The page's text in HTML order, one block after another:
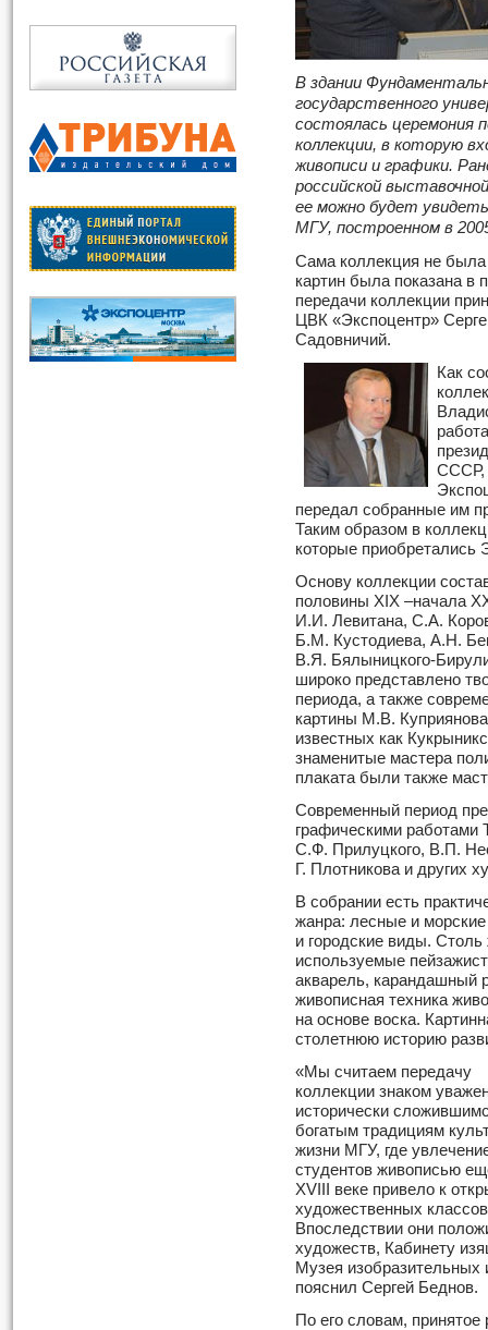
В здании
государственного
состоялась церемония
коллекции, в которую
живописи и графики.
российской
ее можно будет
МГУ, построенном в
Сама коллекция не была
картин была показана в
передачи коллекции
ЦВК «Экспоцентр»
Садовничий.
Как
СССР,
передал собранные им
Таким образом в
которые приобретались
Основу коллекции
половины XIX –начала
И.И. Левитана, С.А.
Б.М. Кустодиева, А.Н.
В.Я. Бялыницкого-
широко представлено
периода, а также
картины М.В.
известных как
знаменитые мастера
плаката были также
Современный период
графическими работами
С.Ф. Прилуцкого, В.П.
Г. Плотникова и других
В собрании есть
жанра: лесные и
и городские виды.
используемые
акварель, карандашный
живописная техника
на основе воска.
столетнюю историю
«Мы считаем передачу
коллекции знаком
исторически
богатым традициям
жизни МГУ, где
студентов живописью
XVIII веке привело к
художественных
Впоследствии они
художеств, Кабинету
Музея
пояснил Сергей Беднов.
По его словам,